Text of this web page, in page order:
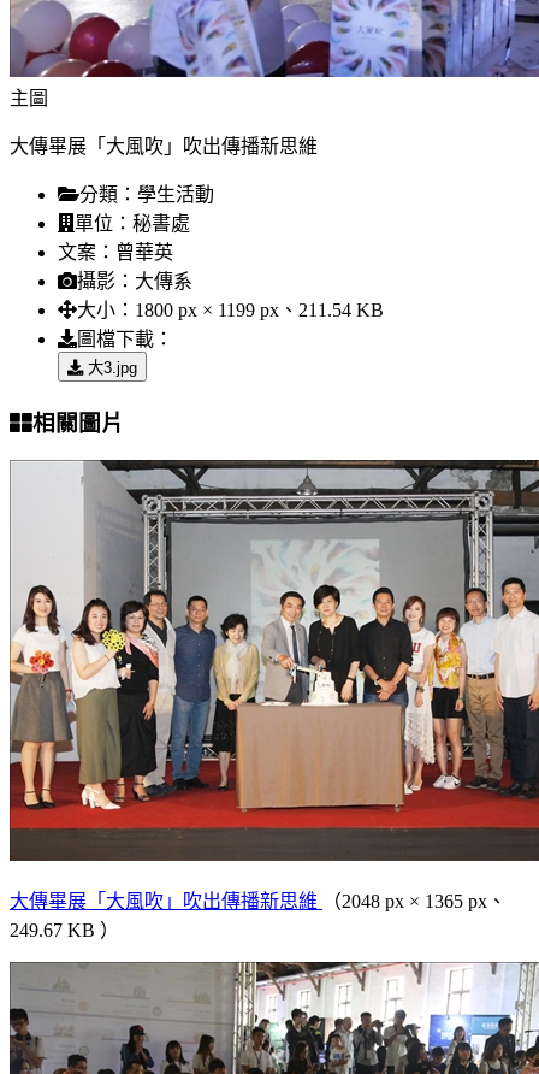
主圖
大傳畢展「大風吹」吹出傳播新思維
分類： 學生活動
單位： 秘書處
文案： 曾華英
攝影： 大傳系
大小： 1800 px × 1199 px、211.54 KB
圖檔下載：
大3.jpg
相關圖片
大傳畢展「大風吹」吹出傳播新思維
（2048 px × 1365 px、
249.67 KB ）